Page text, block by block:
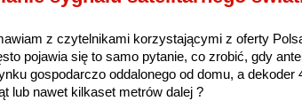
z czytelnikami korzystającymi z oferty
pojawia się to samo pytanie, co zrobić, gdy
gospodarczo oddalonego od domu, a dekoder
lub nawet kilkaset metrów dalej ?